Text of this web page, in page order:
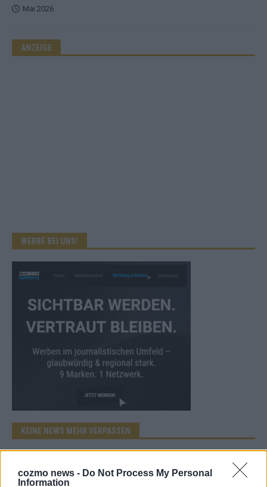
cozmo news - Do Not Process My Personal
Information
Mai 2026
ANZEIGE
WERBE BEI UNS!
KEINE NEWS MEHR VERPASSEN